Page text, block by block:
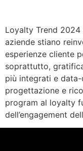
Loyalty Trend
aziende stiano
esperienze cliente
soprattutto,
più integrati e
progettazione e
program al loyalty
dell’engagement